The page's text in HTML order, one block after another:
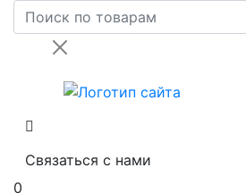
Связаться с нами
0